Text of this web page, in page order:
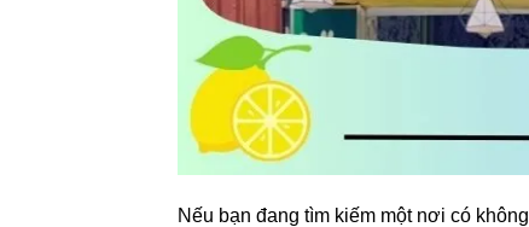
Nếu bạn đang tìm kiếm một nơi có